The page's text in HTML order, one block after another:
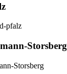
Storsberg